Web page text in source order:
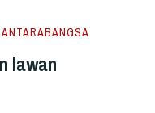
ANTARABANGSA
lawan